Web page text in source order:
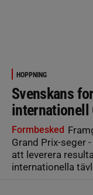
HOPPNING
Svenskans
internationell
Formbesked
Grand Prix-seger
att leverera
internationella